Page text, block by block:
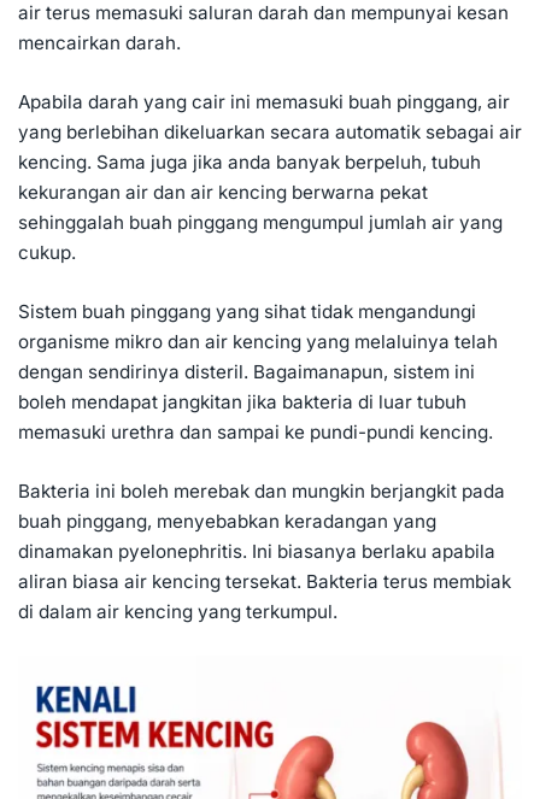
air terus memasuki saluran darah dan mempunyai kesan
mencairkan darah.
Apabila darah yang cair ini memasuki buah pinggang, air
yang berlebihan dikeluarkan secara automatik sebagai air
kencing. Sama juga jika anda banyak berpeluh, tubuh
kekurangan air dan air kencing berwarna pekat
sehinggalah buah pinggang mengumpul jumlah air yang
cukup.
Sistem buah pinggang yang sihat tidak mengandungi
organisme mikro dan air kencing yang melaluinya telah
dengan sendirinya disteril. Bagaimanapun, sistem ini
boleh mendapat jangkitan jika bakteria di luar tubuh
memasuki urethra dan sampai ke pundi-pundi kencing.
Bakteria ini boleh merebak dan mungkin berjangkit pada
buah pinggang, menyebabkan keradangan yang
dinamakan pyelonephritis. Ini biasanya berlaku apabila
aliran biasa air kencing tersekat. Bakteria terus membiak
di dalam air kencing yang terkumpul.